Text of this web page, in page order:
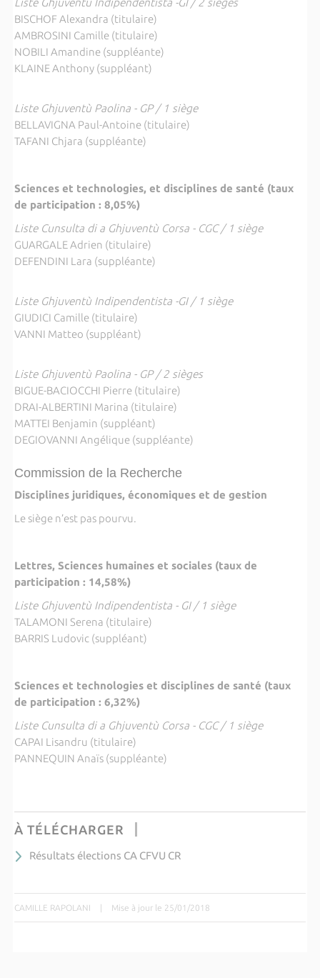
Liste Ghjuventù Indipendentista -GI / 2 sièges
BISCHOF Alexandra (titulaire)
AMBROSINI Camille (titulaire)
NOBILI Amandine (suppléante)
KLAINE Anthony (suppléant)
Liste Ghjuventù Paolina - GP / 1 siège
BELLAVIGNA Paul-Antoine (titulaire)
TAFANI Chjara (suppléante)
Sciences et technologies, et disciplines de santé (taux
de participation : 8,05%)
Liste Cunsulta di a Ghjuventù Corsa - CGC / 1 siège
GUARGALE Adrien (titulaire)
DEFENDINI Lara (suppléante)
Liste Ghjuventù Indipendentista -GI / 1 siège
GIUDICI Camille (titulaire)
VANNI Matteo (suppléant)
Liste Ghjuventù Paolina - GP / 2 sièges
BIGUE-BACIOCCHI Pierre (titulaire)
DRAI-ALBERTINI Marina (titulaire)
MATTEI Benjamin (suppléant)
DEGIOVANNI Angélique (suppléante)
Commission de la Recherche
Disciplines juridiques, économiques et de gestion
Le siège n’est pas pourvu.
Lettres, Sciences humaines et sociales (taux de
participation : 14,58%)
Liste Ghjuventù Indipendentista - GI / 1 siège
TALAMONI Serena (titulaire)
BARRIS Ludovic (suppléant)
Sciences et technologies et disciplines de santé (taux
de participation : 6,32%)
Liste Cunsulta di a Ghjuventù Corsa - CGC / 1 siège
CAPAI Lisandru (titulaire)
PANNEQUIN Anaïs (suppléante)
À TÉLÉCHARGER
Résultats élections CA CFVU CR
CAMILLE RAPOLANI | Mise à jour le 25/01/2018